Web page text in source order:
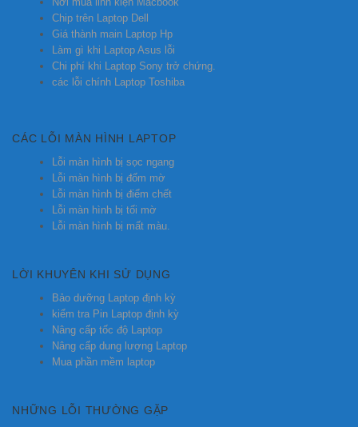
Chip trên Laptop Dell
Giá thành main Laptop Hp
Làm gì khi Laptop Asus lỗi
Chi phí khi Laptop Sony trở chứng.
các lỗi chính Laptop Toshiba
CÁC LỖI MÀN HÌNH LAPTOP
Lỗi màn hình bị sọc ngang
Lỗi màn hình bị đốm mờ
Lỗi màn hình bị điểm chết
Lỗi màn hình bị tối mờ
Lỗi màn hình bị mất màu.
LỜI KHUYÊN KHI SỬ DỤNG
Bảo dưỡng Laptop định kỳ
kiểm tra Pin Laptop định kỳ
Nâng cấp tốc độ Laptop
Nâng cấp dung lượng Laptop
Mua phần mềm laptop
NHỮNG LỖI THƯỜNG GẶP